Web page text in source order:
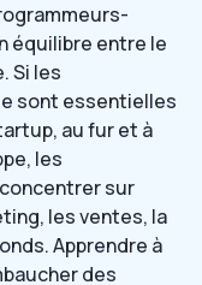
équilibre entre le
Si les
sont essentielles
au fur et à
les
sur
les ventes, la
Apprendre à
des